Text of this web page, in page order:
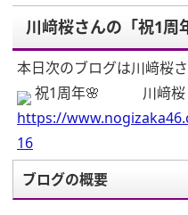
川﨑桜さんの「祝
本日次のブログは川﨑桜さ
祝1周年🌸 川﨑桜
https://
16
ブログの概要